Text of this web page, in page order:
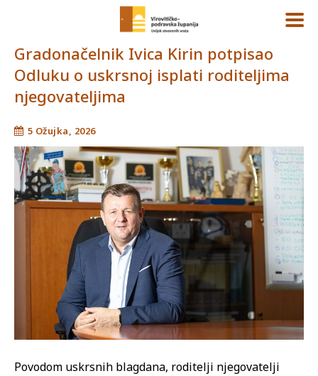
Gradonačelnik Ivica Kirin potpisao
Odluku o uskrsnoj isplati roditeljima
njegovateljima
5 Ožujka, 2026
Povodom uskrsnih blagdana, roditelji njegovatelji